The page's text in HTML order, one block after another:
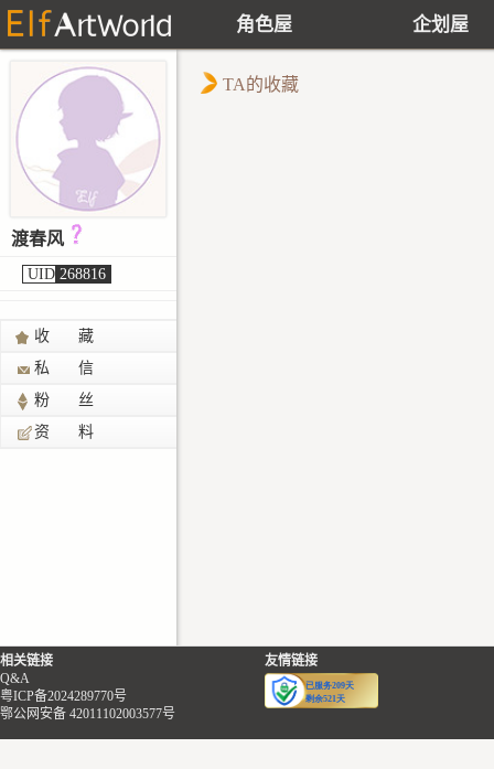
角色屋 企划屋
渡春风
UID 268816
收 藏
私 信
粉 丝
资 料
TA的收藏
相关链接
Q&A
粤ICP备2024289770号
鄂公网安备 42011102003577号
友情链接